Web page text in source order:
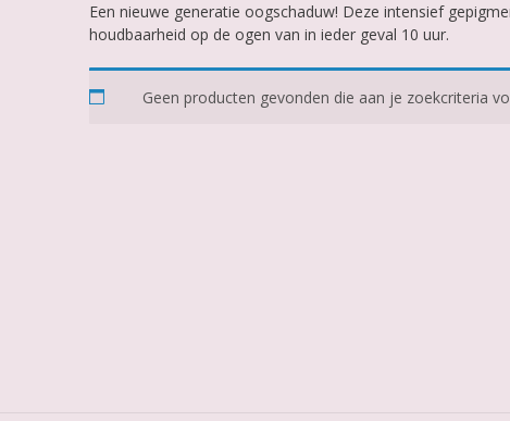
Een nieuwe generatie oogschaduw! Deze intensief
houdbaarheid op de ogen van in ieder geval 10 uur.
Geen producten gevonden die aan je zoekcriteria